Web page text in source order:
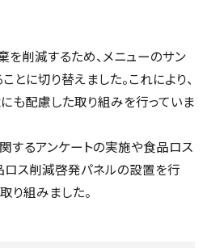
を削減するため、メニューのサン
とに切り替えました。これにより、
も配慮した取り組みを行っていま
するアンケートの実施や食品ロス
ス削減啓発パネルの設置を行
り組みました。